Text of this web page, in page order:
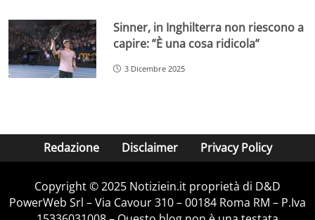
Sinner, in Inghilterra non riescono a
capire: ”È una cosa ridicola”
3 Dicembre 2025
Redazione Disclaimer Privacy Policy
Copyright © 2025 Notiziein.it proprietà di D&D
PowerWeb Srl – Via Cavour 310 – 00184 Roma RM – P.Iva